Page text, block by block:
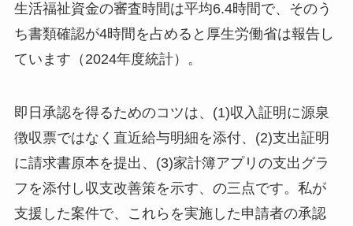
生活福祉資金の審査時間は平均6.4時間で、そのう
ち書類確認が4時間を占めると厚生労働省は報告し
ています（2024年度統計）。
即日承認を得るためのコツは、(1)収入証明に源泉
徴収票ではなく直近給与明細を添付、(2)支出証明
に請求書原本を提出、(3)家計簿アプリの支出グラ
フを添付し収支改善策を示す、の三点です。私が
支援した案件で、これらを実施した申請者の承認